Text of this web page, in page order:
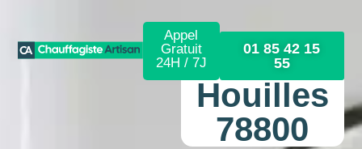
Appel
Gratuit
24H / 7J
01 85 42 15
55
Houilles
78800